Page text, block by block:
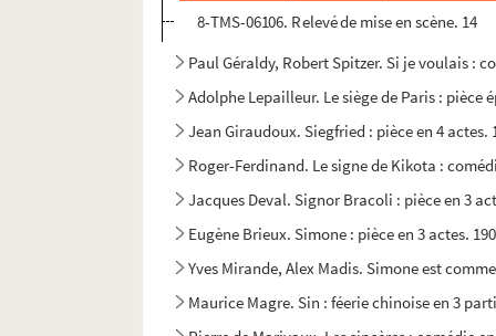
8-TMS-06106. Relevé de mise en scène. 14
Paul Géraldy, Robert Spitzer. Si je voulais :
Adolphe Lepailleur. Le siège de Paris :
Jean Giraudoux. Siegfried : pièce en 4 actes.
Roger-Ferdinand. Le signe de Kikota :
Jacques Deval. Signor Bracoli : pièce en 3
Eugène Brieux. Simone : pièce en 3 actes.
Yves Mirande, Alex Madis. Simone est
Maurice Magre. Sin : féerie chinoise en 3